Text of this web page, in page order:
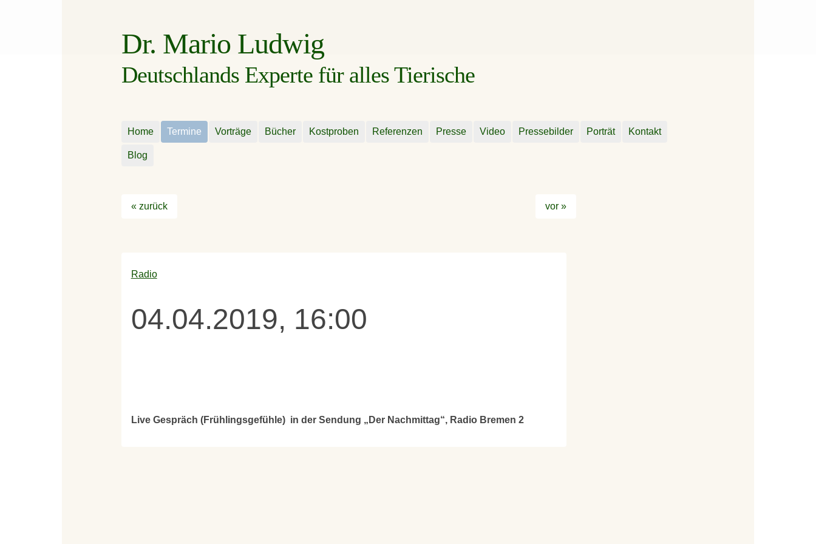
Dr. Mario Ludwig
Deutschlands Experte für alles Tierische
Home Termine Vorträge Bücher Kostproben Referenzen Presse Video Pressebilder Porträt Kontakt
Blog
« zurück vor »
Radio
04.04.2019, 16:00
Live Gespräch (Frühlingsgefühle) in der Sendung „Der Nachmittag“, Radio Bremen 2